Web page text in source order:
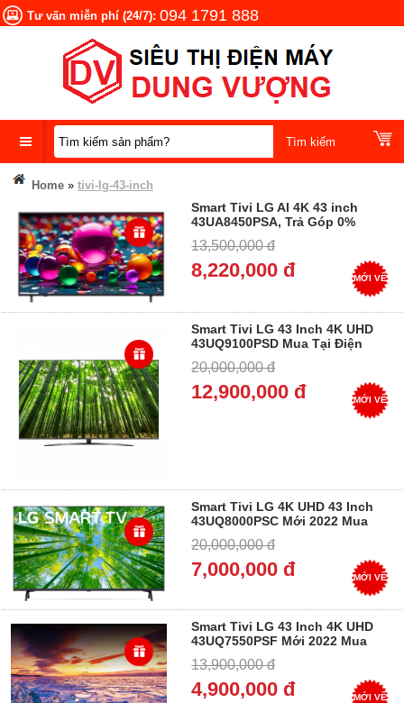
Tư vấn miễn phí (24/7): 094 1791 888
DANH
MỤC
PHẨM
Home » tivi-lg-43-inch
Smart Tivi LG AI 4K 43 inch
43UA8450PSA, Trả Góp 0%
13,500,000 đ
8,220,000 đ MỚI VỀ
Smart Tivi LG 43 Inch 4K UHD
43UQ9100PSD Mua Tại Điện
20,000,000 đ
12,900,000 đ MỚI VỀ
Smart Tivi LG 4K UHD 43 Inch
43UQ8000PSC Mới 2022 Mua
góp 0%
20,000,000 đ
7,000,000 đ MỚI VỀ
Smart Tivi LG 43 Inch 4K UHD
43UQ7550PSF Mới 2022 Mua
góp 0%
13,900,000 đ
4,900,000 đ MỚI VỀ